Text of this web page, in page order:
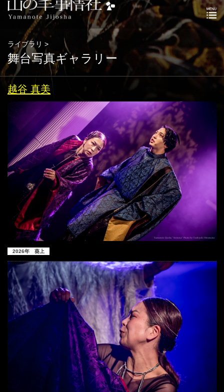
ライブラリ >
舞台写真ギャラリー
越谷 真美
2026年 葵上